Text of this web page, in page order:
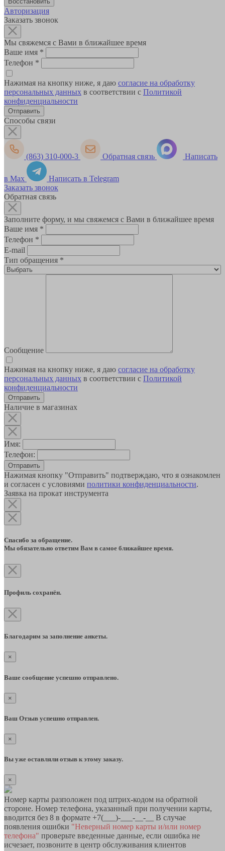
Авторизация
Заказать звонок
Мы свяжемся с Вами в ближайшее время
Ваше имя *
Телефон *
Нажимая на кнопку ниже, я даю согласие на обработку
персональных данных в соответствии с Политикой
конфиденциальности
Способы связи
(863) 310-000-3 Обратная связь Написать
в Max
Написать в Telegram
Заказать звонок
Обратная связь
Заполните форму, и мы свяжемся с Вами в ближайшее время
Ваше имя *
Телефон *
E-mail
Тип обращения *
Сообщение
Нажимая на кнопку ниже, я даю согласие на обработку
персональных данных в соответствии с Политикой
конфиденциальности
Наличие в магазинах
Имя:
Телефон:
Отправить
Нажимая кнопку "Отправить" подтверждаю, что я ознакомлен
и согласен с условиями политики конфиденциальности.
Заявка на прокат инструмента
Спасибо за обращение.
Мы обязательно ответим Вам в самое ближайшее время.
Профиль сохранён.
Благодарим за заполнение анкеты.
×
Ваше сообщение успешно отправлено.
×
Ваш Отзыв успешно отправлен.
×
Вы уже оставляли отзыв к этому заказу.
×
Номер карты разположен под штрих-кодом на обратной
стороне. Номер телефона, указанный при получении карты,
вводится без 8 в формате +7(___)-___-__-__ В случае
появления ошибки "Неверный номер карты и/или номер
телефона" проверьте введенные данные, если ошибка не
исчезает, позвоните в центр обслуживания клиентов